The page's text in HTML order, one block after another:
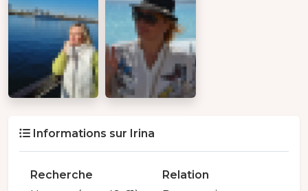
Informations sur Irina
Recherche
Relation